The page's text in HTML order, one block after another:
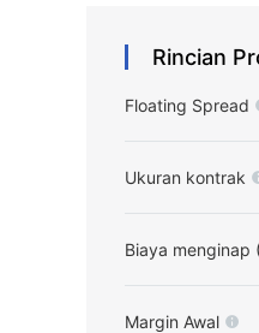
Rincian
Floating Spread
Ukuran kontrak
Biaya menginap
Margin Awal